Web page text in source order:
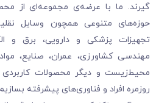
گیرند. ما با عرضه‌ی مجموعه‌ای از
حوزه‌های متنوعی همچون وسایل
تجهیزات پزشکی و دارویی، برق و
مهندسی کشاورزی، عمران، صنایع،
محیط‌زیست و دیگر محصولات کاربردی
روزمره افراد و فناوری‌های پیشرفته